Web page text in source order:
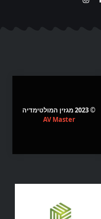
© 2023 מגזין המולטימדיה
AV Master